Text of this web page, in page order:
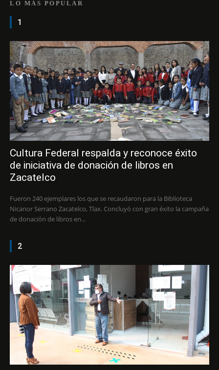
LO MÁS POPULAR
1
Cultura Federal respalda y reconoce éxito
de iniciativa de donación de libros en
Zacatelco
Fueron 240 ejemplares los que se recaudaron para la Biblioteca
Nicanor Serrano Zacatelco, Tlax. Concluyó con gran éxito la campaña
de donación de libros en...
2